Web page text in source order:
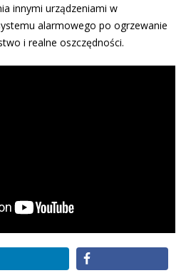
innymi urządzeniami w
alarmowego po ogrzewanie
i realne oszczędności.